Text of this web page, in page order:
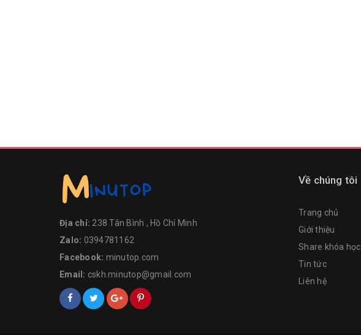
Địa chỉ: 238 Tân Bình , Hồ Chí Minh
Zalo: 0394781162
Facebook: minutop.com
Email: cskh.minutop@gmail.com
Về chúng tôi
Trang chủ
Giới thiệu
Share khóa học
Tin tức
Liên hệ